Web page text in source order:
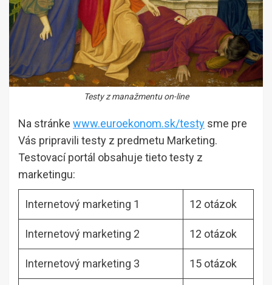
Testy z manažmentu on-line
Na stránke www.euroekonom.sk/testy sme pre
Vás pripravili testy z predmetu Marketing.
Testovací portál obsahuje tieto testy z
marketingu:
Internetový marketing 1 12 otázok
Internetový marketing 2 12 otázok
Internetový marketing 3 15 otázok